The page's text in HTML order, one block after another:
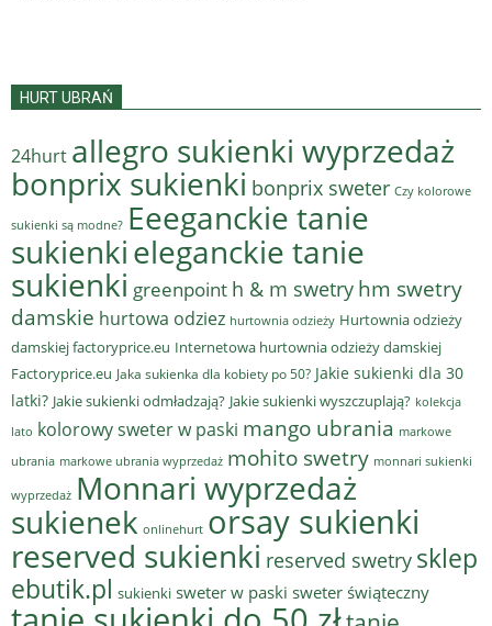
HURT UBRAŃ
24hurt allegro sukienki wyprzedaż
bonprix sukienki bonprix sweter Czy kolorowe
sukienki są modne? Eeeganckie tanie
sukienkieleganckie tanie
sukienki greenpoint h & m swetry hm swetry
damskie hurtowa odziez hurtownia odzieży Hurtownia odzieży
damskiej factoryprice.eu Internetowa hurtownia odzieży damskiej
Factoryprice.eu Jaka sukienka dla kobiety po 50? Jakie sukienki dla 30
latki? Jakie sukienki odmładzają? Jakie sukienki wyszczuplają? kolekcja
lato kolorowy sweter w paski mango ubrania markowe
ubrania markowe ubrania wyprzedaż mohito swetry monnari sukienki
wyprzedaż Monnari wyprzedaż
sukienek onlinehurt orsay sukienki
reserved sukienki reserved swetry sklep
ebutik.pl sukienki sweter w paski sweter świąteczny